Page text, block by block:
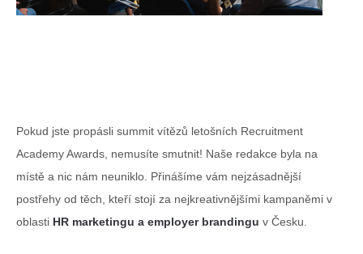
Pokud jste propásli summit vítězů letošních Recruitment
Academy Awards, nemusíte smutnit! Naše redakce byla na
místě a nic nám neuniklo. Přinášíme vám nejzásadnější
postřehy od těch, kteří stojí za nejkreativnějšími kampaněmi v
oblasti HR marketingu a employer brandingu v Česku.